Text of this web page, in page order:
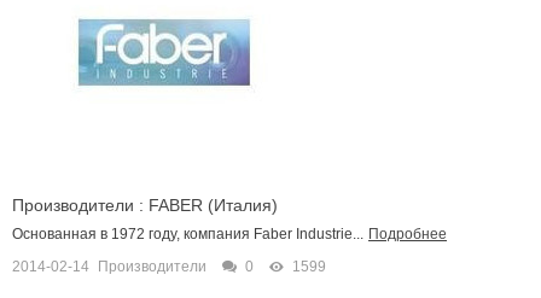
Производители : FABER (Италия)
Основанная в 1972 году, компания Faber Industrie... Подробнее
2014-02-14
Производители 0 1599